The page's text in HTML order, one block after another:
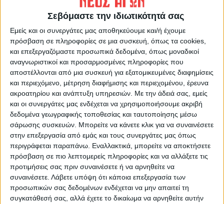
Σεβόμαστε την ιδιωτικότητά σας
Εμείς και οι συνεργάτες μας αποθηκεύουμε και/ή έχουμε
πρόσβαση σε πληροφορίες σε μια συσκευή, όπως τα cookies,
και επεξεργαζόμαστε προσωπικά δεδομένα, όπως μοναδικοί
αναγνωριστικοί και προσαρμοσμένες πληροφορίες που
αποστέλλονται από μια συσκευή για εξατομικευμένες διαφημίσεις
και περιεχόμενο, μέτρηση διαφήμισης και περιεχομένου, έρευνα
ακροατηρίου και ανάπτυξη υπηρεσιών. Με την άδειά σας, εμείς
και οι συνεργάτες μας ενδέχεται να χρησιμοποιήσουμε ακριβή
δεδομένα γεωγραφικής τοποθεσίας και ταυτοποίησης μέσω
σάρωσης συσκευών. Μπορείτε να κάνετε κλικ για να συναινέσετε
στην επεξεργασία από εμάς και τους συνεργάτες μας όπως
περιγράφεται παραπάνω. Εναλλακτικά, μπορείτε να αποκτήσετε
πρόσβαση σε πιο λεπτομερείς πληροφορίες και να αλλάξετε τις
προτιμήσεις σας πριν συναινέσετε ή να αρνηθείτε να
συναινέσετε. Λάβετε υπόψη ότι κάποια επεξεργασία των
προσωπικών σας δεδομένων ενδέχεται να μην απαιτεί τη
συγκατάθεσή σας, αλλά έχετε το δικαίωμα να αρνηθείτε αυτήν
εργασίες υλοποιούνται με βάση τη
μελέτη που είχε συντάξει η
προηγούμενη δημοτική αρχή. Ο
Δήμαρχος Καρδίτσας κ. Βασίλης
Τσιάκος ανέφερε στο Νέο Αγώναότι
στο τμήμα αυτό προβλέπεται με βάση
τη μελέτη με την οποία δημοπρατήθηκε
το έργο να τοποθετηθεί γρανίτης. Η
προηγούμενη δημοτική αρχή αντί για
γρανίτη τοποθέτησε πλάκες και το
έργο πρέπει να ολοκληρωθεί όπως
προβλέπεται από την μελέτη.
Να θυμίσουμε ότι η περάτωση του
έργου έχει λάβει παράταση.